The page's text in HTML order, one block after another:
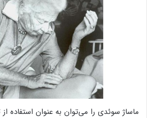
ماساژ سوئدی را می‌توان به عنوان استفاده